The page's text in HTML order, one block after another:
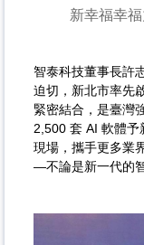
新幸福幸
智泰科技董事長許
迫切，新北市率先
緊密結合，是臺灣
2,500 套 AI 軟體
現場，攜手更多業
—不論是新一代的